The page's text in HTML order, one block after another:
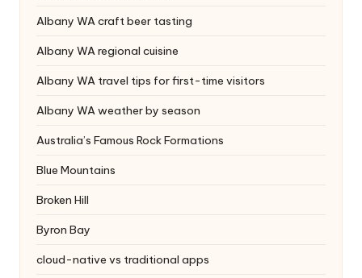
Albany WA craft beer tasting
Albany WA regional cuisine
Albany WA travel tips for first-time visitors
Albany WA weather by season
Australia’s Famous Rock Formations
Blue Mountains
Broken Hill
Byron Bay
cloud-native vs traditional apps